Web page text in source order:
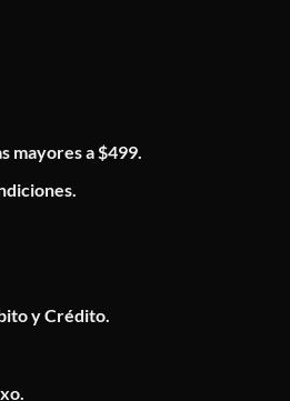
mayores a $499.
y Crédito.